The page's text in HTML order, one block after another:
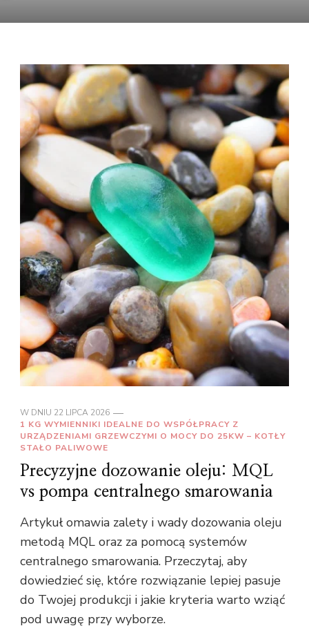
W DNIU 22 LIPCA 2026
1 KG WYMIENNIKI IDEALNE DO WSPÓŁPRACY Z
URZĄDZENIAMI GRZEWCZYMI O MOCY DO 25KW – KOTŁY
STAŁO PALIWOWE
Precyzyjne dozowanie oleju: MQL
vs pompa centralnego smarowania
Artykuł omawia zalety i wady dozowania oleju
metodą MQL oraz za pomocą systemów
centralnego smarowania. Przeczytaj, aby
dowiedzieć się, które rozwiązanie lepiej pasuje
do Twojej produkcji i jakie kryteria warto wziąć
pod uwagę przy wyborze.